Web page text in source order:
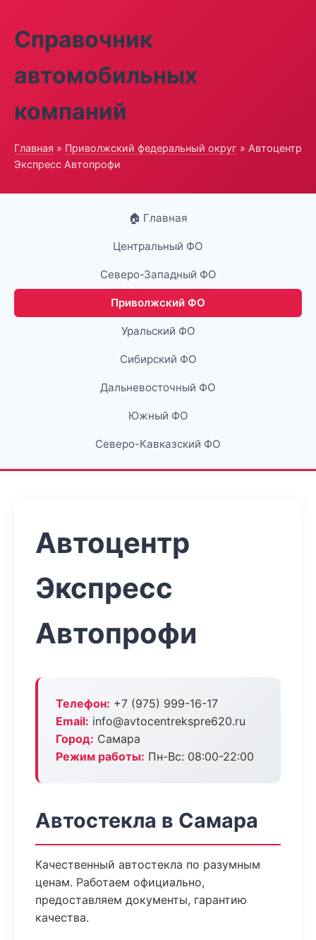
Справочник
автомобильных
компаний
Главная » Приволжский федеральный округ » Автоцентр
Экспресс Автопрофи
🏠 Главная
Центральный ФО
Северо-Западный ФО
Приволжский ФО
Уральский ФО
Сибирский ФО
Дальневосточный ФО
Южный ФО
Северо-Кавказский ФО
Автоцентр
Экспресс
Автопрофи
Телефон: +7 (975) 999-16-17
Email: info@avtocentrekspre620.ru
Город: Самара
Режим работы: Пн-Вс: 08:00-22:00
Автостекла в Самара
Качественный автостекла по разумным
ценам. Работаем официально,
предоставляем документы, гарантию
качества.